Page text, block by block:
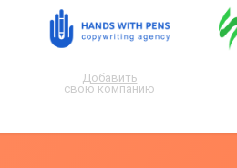
Добавить
свою компанию